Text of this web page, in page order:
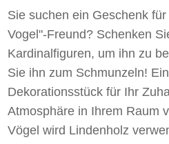
Sie suchen ein Geschenk
Vogel"-Freund? Schenken
Kardinalfiguren, um ihn zu
Sie ihn zum Schmunzeln!
Dekorationsstück für Ihr
Atmosphäre in Ihrem Raum
Vögel wird Lindenholz